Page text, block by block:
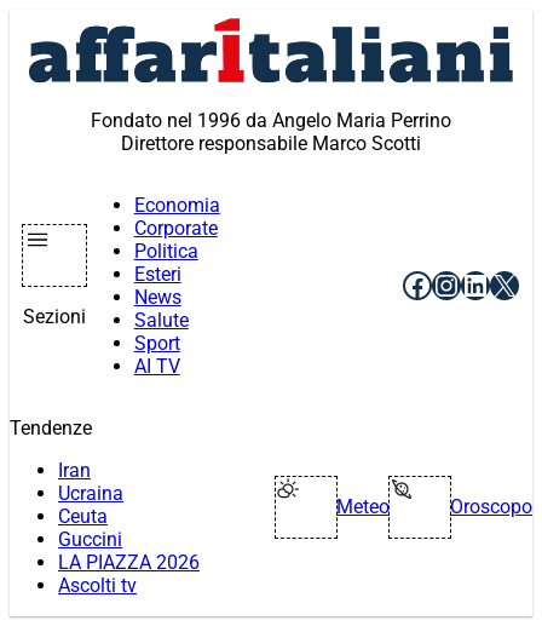
contenuto
Fondato nel 1996 da Angelo Maria Perrino
Direttore responsabile Marco Scotti
Sezioni
Economia
Corporate
Politica
Esteri
News
Salute
Sport
AI TV
Facebook
X
Tendenze
Iran
Ucraina
Ceuta
Guccini
LA PIAZZA 2026
Ascolti tv
Meteo Oroscopo